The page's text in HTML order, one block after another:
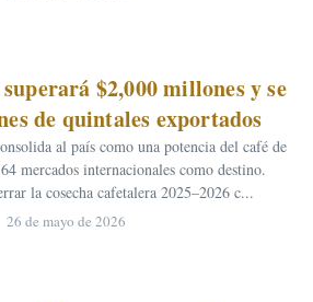
$2,000 millones y se
de quintales exportados
al país como una potencia del café de
mercados internacionales como destino.
la cosecha cafetalera 2025–2026 c...
26 de mayo de 2026